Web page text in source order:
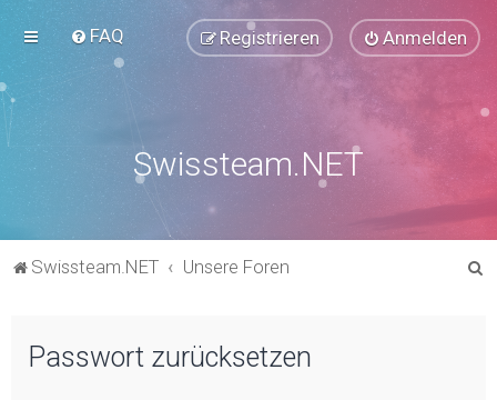
FAQ Anmelden
Registrieren
Swissteam.NET
Swissteam.NET Unsere Foren
Passwort zurücksetzen